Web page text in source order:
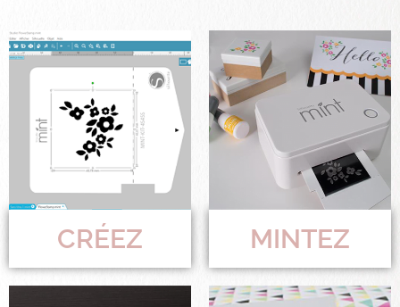
CRÉEZ MINTEZ